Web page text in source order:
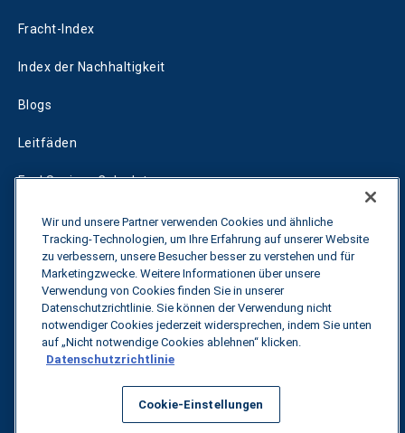
Fracht-Index
Index der Nachhaltigkeit
Blogs
Leitfäden
Fuel Savings Calculator
Rechner für die Transportoptimierung
Tarif-Tracker
Kontakt
Alle Rechte vorbehalten. Datenschutzbestimmungen
Wir und unsere Partner verwenden Cookies und ähnliche
Tracking-Technologien, um Ihre Erfahrung auf unserer Website
zu verbessern, unsere Besucher besser zu verstehen und für
Marketingzwecke. Weitere Informationen über unsere
Verwendung von Cookies finden Sie in unserer
Datenschutzrichtlinie. Sie können der Verwendung nicht
notwendiger Cookies jederzeit widersprechen, indem Sie unten
auf „Nicht notwendige Cookies ablehnen“ klicken.
Datenschutzrichtlinie
Cookie-Einstellungen